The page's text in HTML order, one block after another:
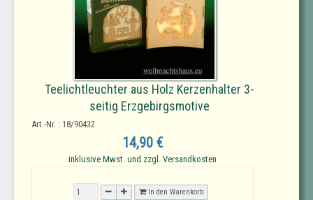
Teelichtleuchter aus Holz Kerzenhalter 3-
seitig Erzgebirgsmotive
Art.-Nr. : 18/90432
14,90 €
inklusive Mwst. und zzgl. Versandkosten
In den Warenkorb